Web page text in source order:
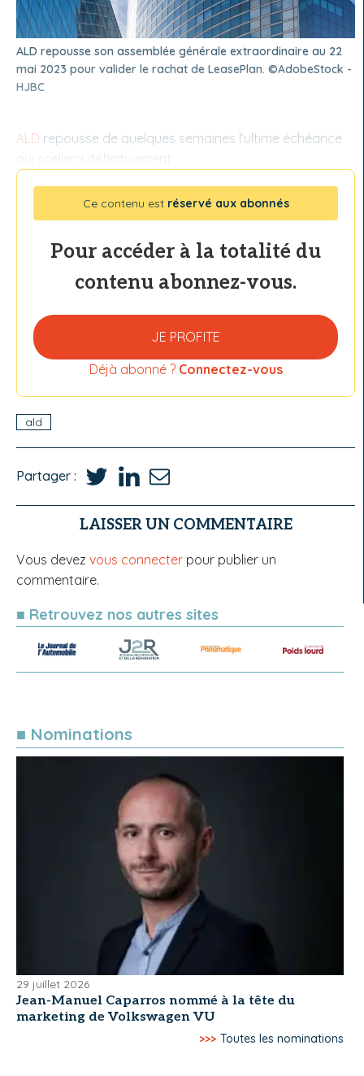
ALD repousse son assemblée générale extraordinaire au 22
mai 2023 pour valider le rachat de LeasePlan. ©AdobeStock -
HJBC
ALD repousse de quelques semaines l’ultime échéance
qui scellera définitivement
Ce contenu est réservé aux abonnés
Pour accéder à la totalité du
contenu abonnez-vous.
JE PROFITE
Déjà abonné ? Connectez-vous
ald
Partager :
LAISSER UN COMMENTAIRE
Vous devez vous connecter pour publier un
commentaire.
■ Retrouvez nos autres sites
■ Nominations
29 juillet 2026
Jean-Manuel Caparros nommé à la tête du
marketing de Volkswagen VU
>>> Toutes les nominations